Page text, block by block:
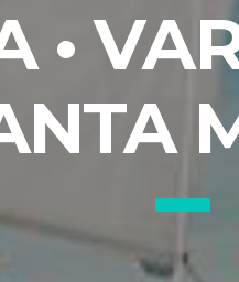
•